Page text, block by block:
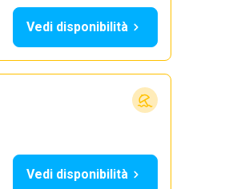
Vedi disponibilità
Vedi disponibilità